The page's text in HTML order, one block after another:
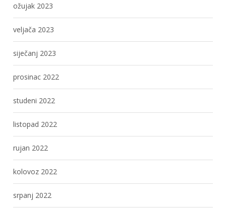
ožujak 2023
veljača 2023
siječanj 2023
prosinac 2022
studeni 2022
listopad 2022
rujan 2022
kolovoz 2022
srpanj 2022